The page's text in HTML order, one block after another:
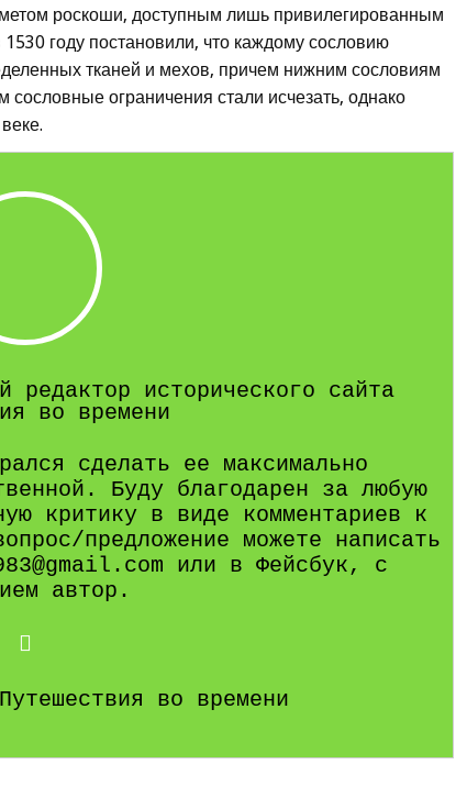
роскоши, доступным лишь привилегированным
году постановили, что каждому сословию
тканей и мехов, причем нижним сословиям
ограничения стали исчезать, однако
исторического сайта
во времени
сделать ее максимально
Буду благодарен за любую
критику в виде комментариев к
предложение можете написать
или в Фейсбук, с
автор.
во времени